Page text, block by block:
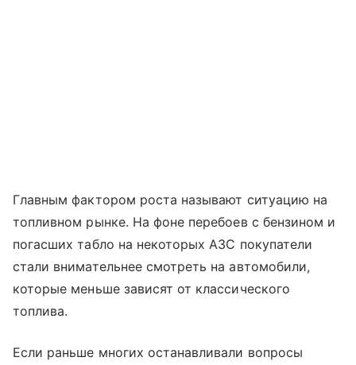
Главным фактором роста называют ситуацию на
топливном рынке. На фоне перебоев с бензином и
погасших табло на некоторых АЗС покупатели
стали внимательнее смотреть на автомобили,
которые меньше зависят от классического
топлива.
Если раньше многих останавливали вопросы